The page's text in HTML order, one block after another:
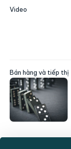
Video
Bán hàng và tiếp thị